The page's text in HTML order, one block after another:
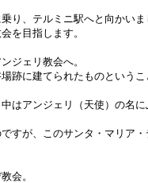
り、テルミニ駅へと向かいま
を目指します。
ジェリ教会へ。
跡に建てられたものという
はアンジェリ（天使）の名
すが、このサンタ・マリア
会。